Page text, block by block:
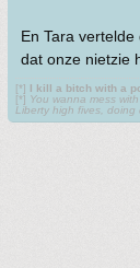
En Tara vertelde
dat onze nietzie
[*] I kill a bitch with a
[*] You wanna mess
Liberty high fives, doing